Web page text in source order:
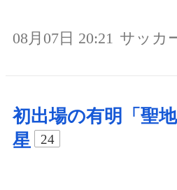
08月07日 20:21 サッカ
初出場の有明「聖
星
24